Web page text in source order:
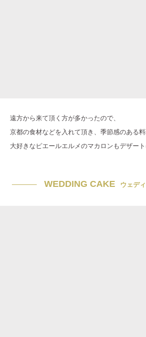
遠方から来て頂く方が多かったので、
京都の食材などを入れて頂き、季節感のある料
大好きなピエールエルメのマカロンもデザート
WEDDING CAKE ウェデ